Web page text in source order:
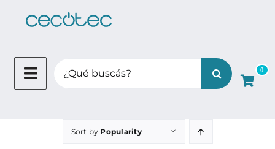
for:
0
Sort by Popularity